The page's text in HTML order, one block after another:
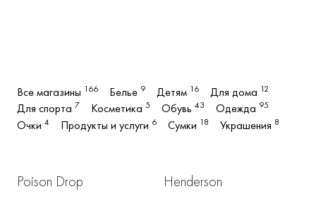
Все магазины 166 Белье 9 Детям 16 Для дома 12
Для спорта 7 Косметика 5 Обувь 43 Одежда 95
Очки 4 Продукты и услуги 6 Сумки 18 Украшения 8
Poison Drop Henderson